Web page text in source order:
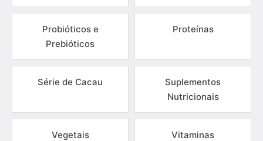
Probióticos e
Prebióticos
Proteínas
Série de Cacau
Suplementos
Nutricionais
Vegetais
Vitaminas